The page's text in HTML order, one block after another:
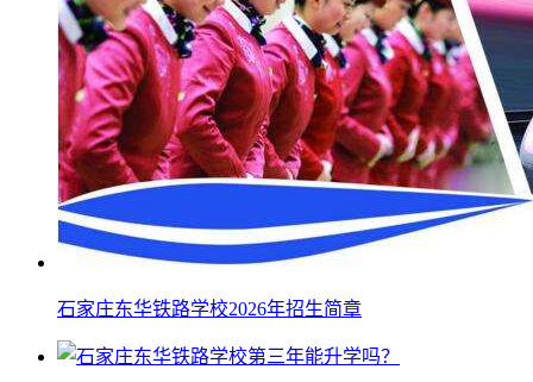
石家庄东华铁路学校2026年招生简章